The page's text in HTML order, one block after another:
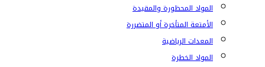
المواد المحظورة والمقيدة
الأمتعة المتأخرة أو المتضررة
المعدات الرياضية
المواد الخطرة